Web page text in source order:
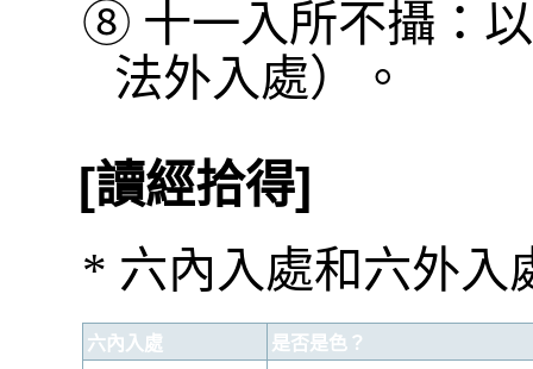
⑧ 十一入所不攝：
法外入處）。
[讀經拾得]
* 六內入處和六外入
六內入處
是否是色？